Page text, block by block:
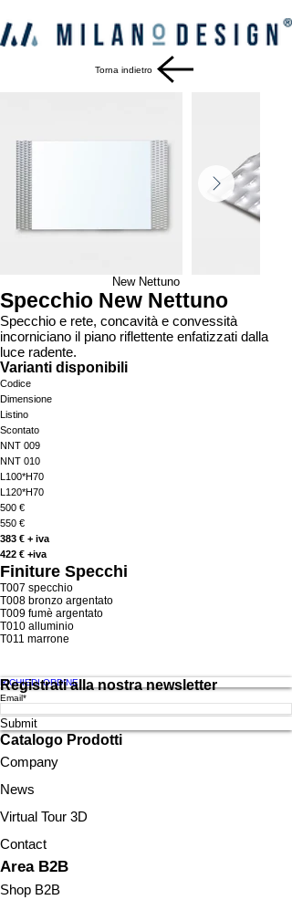
Torna indietro
New Nettuno
Specchio New Nettuno
Specchio e rete, concavità e convessità
incorniciano il piano riflettente enfatizzati dalla
luce radente.
Varianti disponibili
Codice
Dimensione
Listino
Scontato
NNT 009
NNT 010
L100*H70
L120*H70
500 €
550 €
383 € + iva
422 € +iva
Finiture Specchi
T007 specchio
T008 bronzo argentato
T009 fumè argentato
T010 alluminio
T011 marrone
RICHIEDI ORDINE
Registrati alla nostra newsletter
Email*
Submit
Catalogo Prodotti
Company
News
Virtual Tour 3D
Contact
Area B2B
Shop B2B